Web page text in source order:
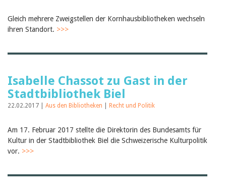
Gleich mehrere Zweigstellen der Kornhausbibliotheken wechseln
ihren Standort. >>>
Isabelle Chassot zu Gast in der
Stadtbibliothek Biel
22.02.2017 | Aus den Bibliotheken Recht und Politik
Am 17. Februar 2017 stellte die Direktorin des Bundesamts für
Kultur in der Stadtbibliothek Biel die Schweizerische Kulturpolitik
vor. >>>